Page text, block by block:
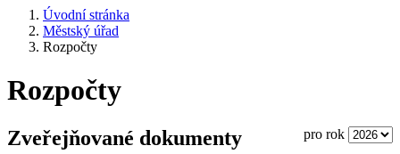
Úvodní stránka
Městský úřad
Rozpočty
Rozpočty
pro rok
Zveřejňované dokumenty